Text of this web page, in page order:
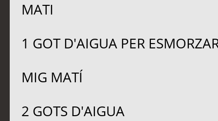
MATI
1 GOT D'AIGUA PER
MIG MATÍ
2 GOTS D'AIGUA